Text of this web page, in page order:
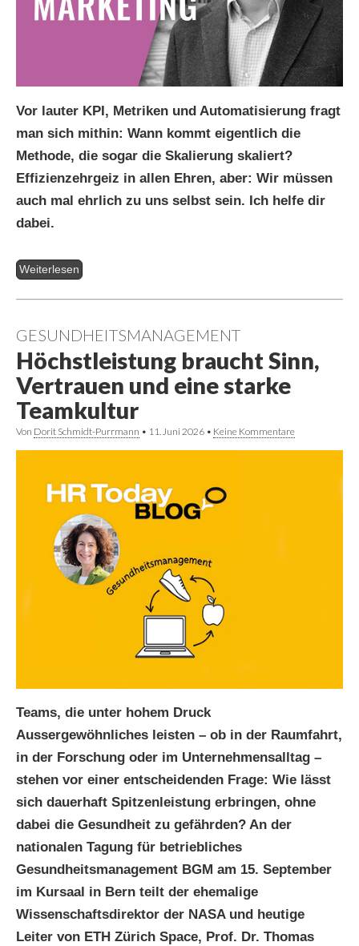
Vor lauter KPI, Metriken und Automatisierung fragt
man sich mithin: Wann kommt eigentlich die
Methode, die sogar die Skalierung skaliert?
Effizienzehrgeiz in allen Ehren, aber: Wir müssen
auch mal ehrlich zu uns selbst sein. Ich helfe dir
dabei.
Weiterlesen
GESUNDHEITSMANAGEMENT
Höchstleistung braucht Sinn,
Vertrauen und eine starke
Teamkultur
Von Dorit Schmidt-Purrmann • 11. Juni 2026 • Keine Kommentare
Teams, die unter hohem Druck
Aussergewöhnliches leisten – ob in der Raumfahrt,
in der Forschung oder im Unternehmensalltag –
stehen vor einer entscheidenden Frage: Wie lässt
sich dauerhaft Spitzenleistung erbringen, ohne
dabei die Gesundheit zu gefährden? An der
nationalen Tagung für betriebliches
Gesundheitsmanagement BGM am 15. September
im Kursaal in Bern teilt der ehemalige
Wissenschaftsdirektor der NASA und heutige
Leiter von ETH Zürich Space, Prof. Dr. Thomas